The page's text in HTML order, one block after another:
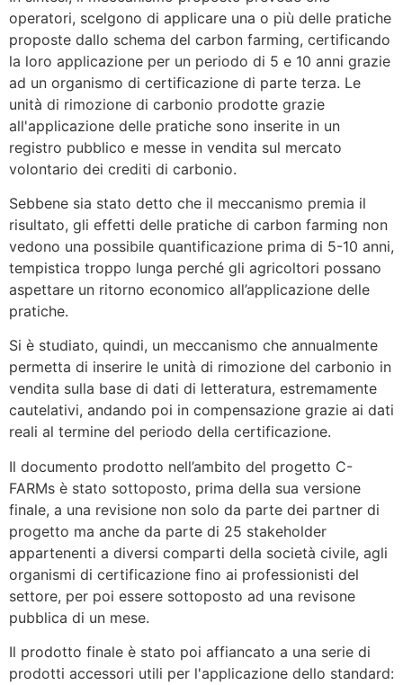
operatori, scelgono di applicare una o più delle pratiche
proposte dallo schema del carbon farming, certificando
la loro applicazione per un periodo di 5 e 10 anni grazie
ad un organismo di certificazione di parte terza. Le
unità di rimozione di carbonio prodotte grazie
all'applicazione delle pratiche sono inserite in un
registro pubblico e messe in vendita sul mercato
volontario dei crediti di carbonio.
Sebbene sia stato detto che il meccanismo premia il
risultato, gli effetti delle pratiche di carbon farming non
vedono una possibile quantificazione prima di 5-10 anni,
tempistica troppo lunga perché gli agricoltori possano
aspettare un ritorno economico all’applicazione delle
pratiche.
Si è studiato, quindi, un meccanismo che annualmente
permetta di inserire le unità di rimozione del carbonio in
vendita sulla base di dati di letteratura, estremamente
cautelativi, andando poi in compensazione grazie ai dati
reali al termine del periodo della certificazione.
Il documento prodotto nell’ambito del progetto C-
FARMs è stato sottoposto, prima della sua versione
finale, a una revisione non solo da parte dei partner di
progetto ma anche da parte di 25 stakeholder
appartenenti a diversi comparti della società civile, agli
organismi di certificazione fino ai professionisti del
settore, per poi essere sottoposto ad una revisone
pubblica di un mese.
Il prodotto finale è stato poi affiancato a una serie di
prodotti accessori utili per l'applicazione dello standard: